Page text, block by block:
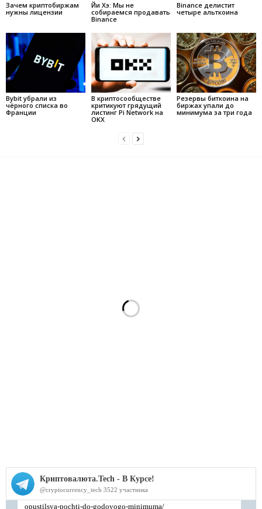
Зачем криптобиржам
нужны лицензии
Йи Хэ: Мы не
собираемся продавать
Binance
Binance делистит
четыре альткоина
Bybit убрали из
чёрного списка во
Франции
В криптосообществе
критикуют грядущий
листинг Pi Network на
OKX
Резервы биткоина на
биржах упали до
минимума за три года